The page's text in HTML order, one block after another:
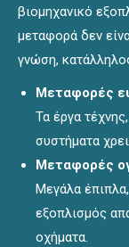
βιομηχανικό
μεταφορά δεν
γνώση,
Μεταφορές
Τα έργα
συστήματα
Μεταφορές
Μεγάλα
εξοπλισμός
οχήματα.